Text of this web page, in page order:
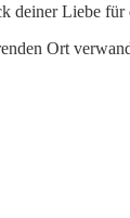
deiner Liebe
Ort